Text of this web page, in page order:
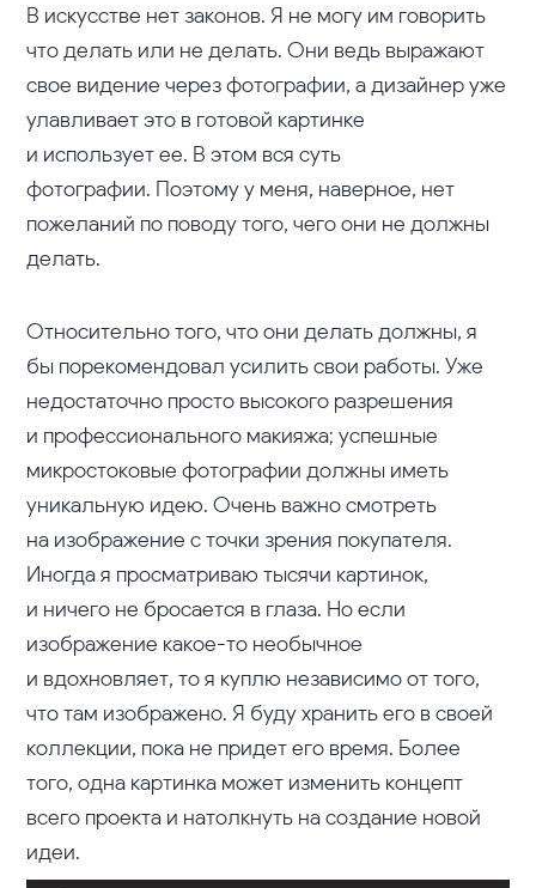
В искусстве нет законов. Я не могу им говорить
что делать или не делать. Они ведь выражают
свое видение через фотографии, а дизайнер уже
улавливает это в готовой картинке
и использует ее. В этом вся суть
фотографии. Поэтому у меня, наверное, нет
пожеланий по поводу того, чего они не должны
делать.
Относительно того, что они делать должны, я
бы порекомендовал усилить свои работы. Уже
недостаточно просто высокого разрешения
и профессионального макияжа; успешные
микростоковые фотографии должны иметь
уникальную идею. Очень важно смотреть
на изображение с точки зрения покупателя.
Иногда я просматриваю тысячи картинок,
и ничего не бросается в глаза. Но если
изображение какое-то необычное
и вдохновляет, то я куплю независимо от того,
что там изображено. Я буду хранить его в своей
коллекции, пока не придет его время. Более
того, одна картинка может изменить концепт
всего проекта и натолкнуть на создание новой
идеи.